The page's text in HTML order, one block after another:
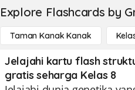
Explore Flashcards by
Taman Kanak Kanak
Jelajahi kartu flash
gratis seharga Kelas 8